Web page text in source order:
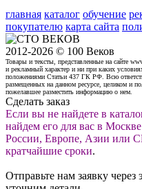
главная каталог обучение
покупателю карта сайта
2012-2026 © 100 Веков
Товары и тексты, представленные на сайте
и рекламный характер и ни при каких
положениями Статьи 437 ГК РФ. Всю
размещенных на данном ресурсе, целиком и
пожелавшее разместить информацию о нем.
Сделать заказ
Если вы не найдете в
найдем его для вас в
России, Европе, Азии или
кратчайшие сроки.
Отправьте нам заявку